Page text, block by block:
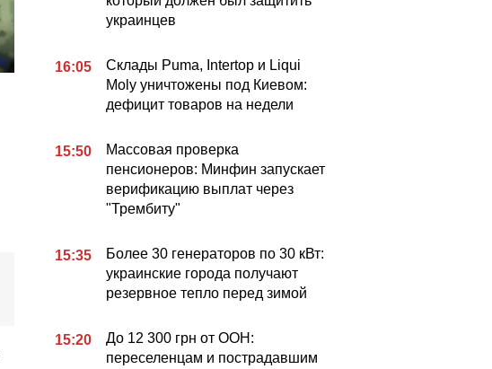
украинцев
16:05
Склады Puma, Intertop и Liqui
Moly уничтожены под Киевом:
дефицит товаров на недели
15:50
Массовая проверка
пенсионеров: Минфин запускает
верификацию выплат через
"Трембиту"
15:35
Более 30 генераторов по 30 кВт:
украинские города получают
резервное тепло перед зимой
15:20
До 12 300 грн от ООН:
переселенцам и пострадавшим